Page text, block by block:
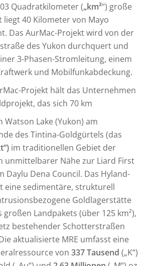
Quadratkilometer („km²“) große
liegt 40 Kilometer von Mayo
Das AurMac-Projekt wird von der
des Yukon durchquert und
3-Phasen-Stromleitung, einem
und Mobilfunkabdeckung.
Projekt hält das Unternehmen
das sich 70 km
Lake (Yukon) am
des Tintina-Goldgürtels (das
im traditionellen Gebiet der
unmittelbarer Nähe zur Liard First
Daylu Dena Council. Das Hyland-
eine sedimentäre, strukturell
Goldlagerstätte
Landpakets (über 125 km²),
bestehender Schotterstraßen
aktualisierte MRE umfasst eine
von 337 Tausend („K“)